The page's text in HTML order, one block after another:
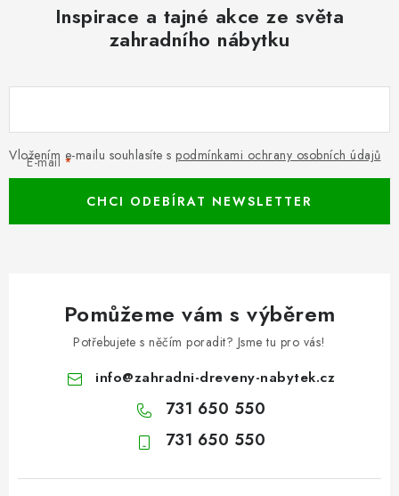
Inspirace a tajné akce ze světa
zahradního nábytku
E-mail
Vložením e-mailu souhlasíte s podmínkami ochrany osobních údajů
CHCI ODEBÍRAT NEWSLETTER
Pomůžeme vám s výběrem
Potřebujete s něčím poradit? Jsme tu pro vás!
info@zahradni-dreveny-nabytek.cz
731 650 550
731 650 550